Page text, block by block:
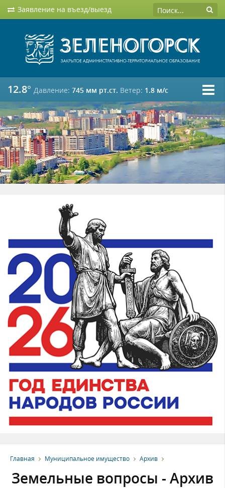
Заявление на въезд/выезд
12.8° Давление: 745 мм рт.ст. Ветер: 1.8 м/c
Главная Муниципальное имущество Архив
Земельные вопросы - Архив